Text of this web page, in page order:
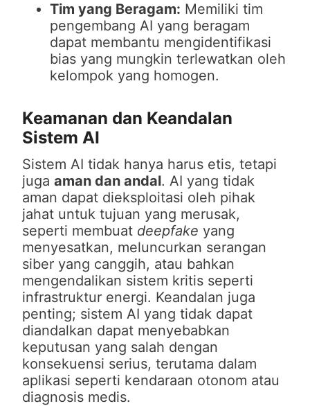
Tim yang Beragam: Memiliki tim
pengembang AI yang beragam
dapat membantu mengidentifikasi
bias yang mungkin terlewatkan oleh
kelompok yang homogen.
Keamanan dan Keandalan
Sistem AI
Sistem AI tidak hanya harus etis, tetapi
juga aman dan andal. AI yang tidak
aman dapat dieksploitasi oleh pihak
jahat untuk tujuan yang merusak,
seperti membuat deepfake yang
menyesatkan, meluncurkan serangan
siber yang canggih, atau bahkan
mengendalikan sistem kritis seperti
infrastruktur energi. Keandalan juga
penting; sistem AI yang tidak dapat
diandalkan dapat menyebabkan
keputusan yang salah dengan
konsekuensi serius, terutama dalam
aplikasi seperti kendaraan otonom atau
diagnosis medis.